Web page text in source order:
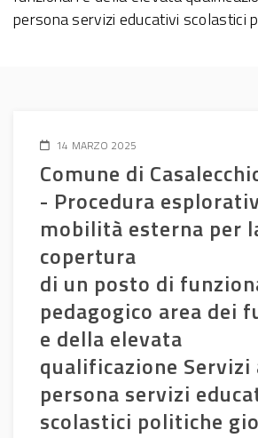
persona servizi educativi scolastici
14 MARZO 2025
Comune di
- Procedura
mobilità esterna per
copertura
di un posto di
pedagogico area dei
e della elevata
qualificazione Servizi
persona servizi
scolastici politiche